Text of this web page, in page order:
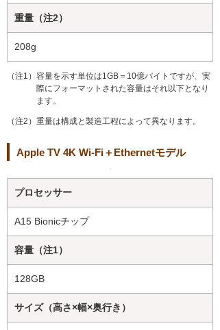
重量（注2）
208g
（注1）容量を示す単位は1GB＝10億バイトですが、実
際にフォーマットされた容量はそれ以下となり
ます。
（注2）重量は構成と製造工程によって異なります。
Apple TV 4K Wi-Fi＋Ethernetモデル
プロセッサー
A15 Bionicチップ
容量（注1）
128GB
サイズ（高さ×幅×奥行き）